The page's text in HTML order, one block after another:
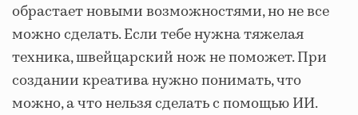
обрастает новыми возможностями, но не все
можно сделать. Если тебе нужна тяжелая
техника, швейцарский нож не поможет. При
создании креатива нужно понимать, что
можно, а что нельзя сделать с помощью ИИ.